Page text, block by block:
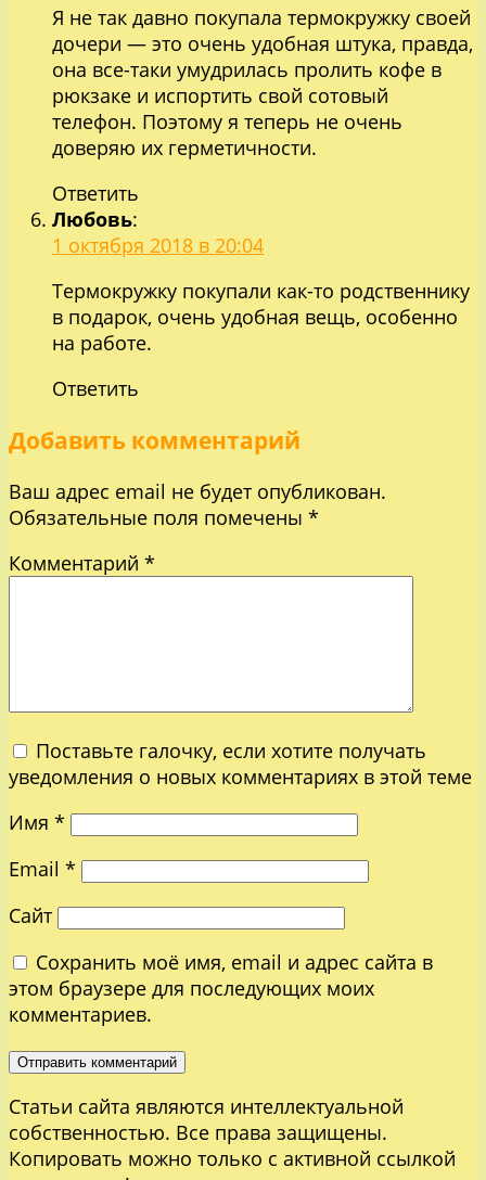
Я не так давно покупала термокружку своей
дочери — это очень удобная штука, правда,
она все-таки умудрилась пролить кофе в
рюкзаке и испортить свой сотовый
телефон. Поэтому я теперь не очень
доверяю их герметичности.
Ответить
Любовь:
1 октября 2018 в 20:04
Термокружку покупали как-то родственнику
в подарок, очень удобная вещь, особенно
на работе.
Ответить
Добавить комментарий
Ваш адрес email не будет опубликован.
Обязательные поля помечены *
Комментарий *
Поставьте галочку, если хотите получать
уведомления о новых комментариях в этой теме
Имя *
Email *
Сайт
Сохранить моё имя, email и адрес сайта в
этом браузере для последующих моих
комментариев.
Статьи сайта являются интеллектуальной
собственностью. Все права защищены.
Копировать можно только с активной ссылкой